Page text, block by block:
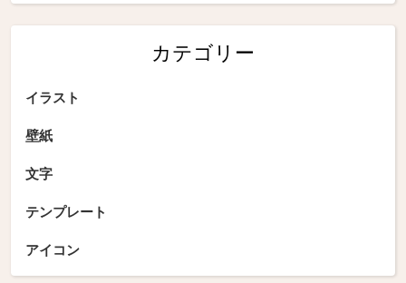
カテゴリー
イラスト
壁紙
文字
テンプレート
アイコン